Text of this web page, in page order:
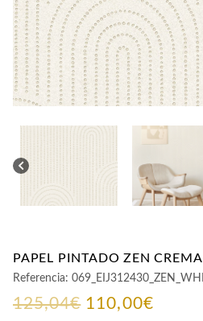
PAPEL PINTADO ZEN CREMA
Referencia: 069_EIJ312430_ZEN_WHI
125,04€ El
110,00€El